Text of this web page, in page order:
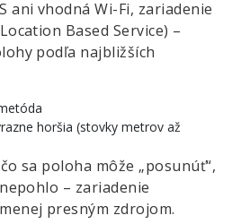
ani vhodná Wi-Fi, zariadenie
Based Service) –
podľa najbližších
horšia (stovky metrov až
sa poloha môže „posunúť“,
– zariadenie
presným zdrojom.